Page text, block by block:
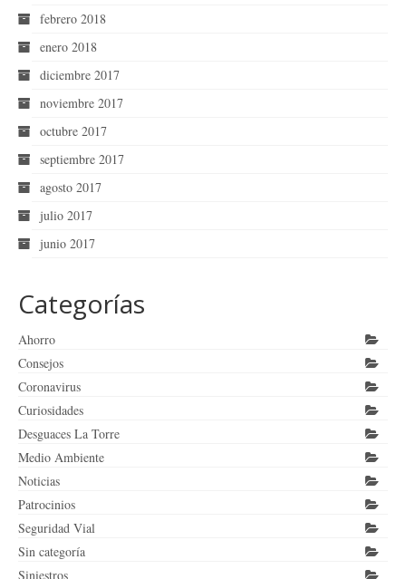
febrero 2018
enero 2018
diciembre 2017
noviembre 2017
octubre 2017
septiembre 2017
agosto 2017
julio 2017
junio 2017
Categorías
Ahorro
Consejos
Coronavirus
Curiosidades
Desguaces La Torre
Medio Ambiente
Noticias
Patrocinios
Seguridad Vial
Sin categoría
Siniestros